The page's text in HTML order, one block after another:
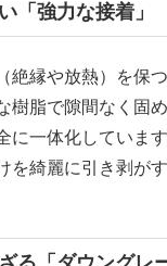
「強力な接着」
縁や放熱）を保
樹脂で隙間なく固
に一体化していま
を綺麗に引き剥が